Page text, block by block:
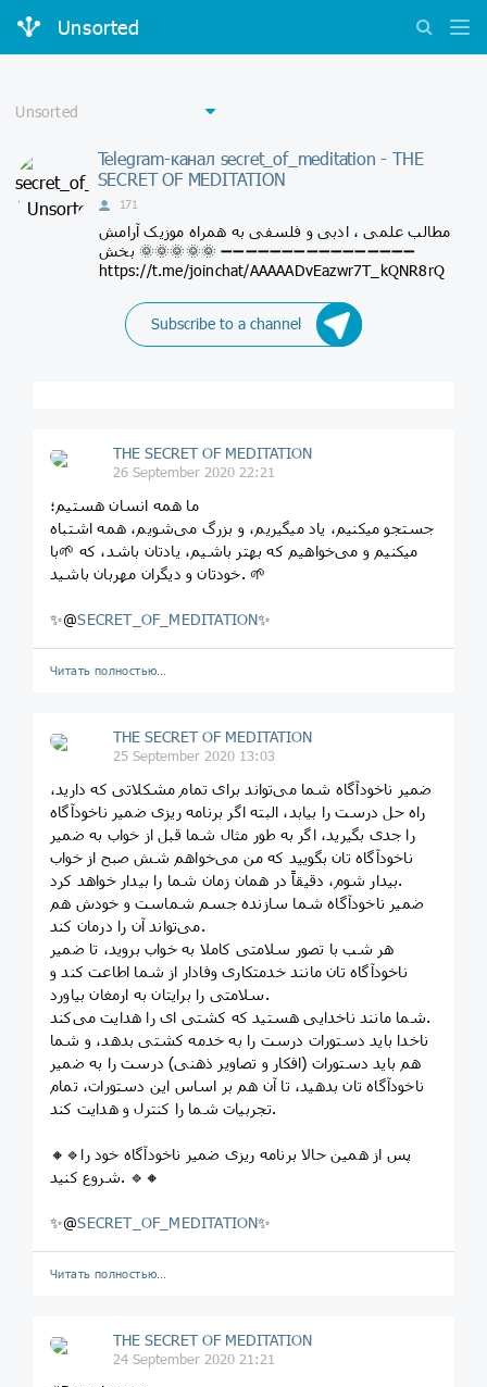
Unsorted
Telegram-канал secret_of_meditation - THE
SECRET OF MEDITATION
171
مطالب علمی ، ادبی و فلسفی به همراه موزیک آرامش
بخش 🌞🌞🌞🌞🌞 ➖➖➖➖➖➖➖➖➖➖➖➖➖➖➖➖
https://t.me/joinchat/AAAAADvEazwr7T_kQNR8rQ
Subscribe to a channel
THE SECRET OF MEDITATION
26 September 2020 22:21
ما همه انسان هستیم؛
جستجو میکنیم، یاد میگیریم، و بزرگ می‌شویم، همه اشتباه
میکنیم و می‌خواهیم که بهتر باشیم، یادتان باشد، که 🌱با
خودتان و دیگران مهربان باشید. 🌱
✨@SECRET_OF_MEDITATION✨
Читать полностью…
THE SECRET OF MEDITATION
25 September 2020 13:03
ضمیر ناخودآگاه شما می‌تواند برای تمام مشکلاتی که دارید،
راه حل درست را بیابد، البته اگر برنامه ریزی ضمیر ناخودآگاه
را جدی بگیرید، اگر به طور مثال شما قبل از خواب به ضمیر
ناخودآگاه تان بگویید که من می‌خواهم شش صبح از خواب
بیدار شوم، دقیقاً در همان زمان شما را بیدار خواهد کرد.
ضمیر ناخودآگاه شما سازنده جسم شماست و خودش هم
می‌تواند آن را درمان کند.
هر شب با تصور سلامتی کاملا به خواب بروید، تا ضمیر
ناخودآگاه تان مانند خدمتکاری وفادار از شما اطاعت کند و
سلامتی را برایتان به ارمغان بیاورد.
شما مانند ناخدایی هستید که کشتی ای را هدایت می‌کند.
ناخدا باید دستورات درست را به خدمه کشتی بدهد، و شما
هم باید دستورات (افکار و تصاویر ذهنی) درست را به ضمیر
ناخودآگاه تان بدهید، تا آن هم بر اساس این دستورات، تمام
تجربیات شما را کنترل و هدایت کند.
🔸🔹پس از همین حالا برنامه ریزی ضمیر ناخودآگاه خود را
شروع کنید. 🔹🔸
✨@SECRET_OF_MEDITATION✨
Читать полностью…
THE SECRET OF MEDITATION
24 September 2020 21:21